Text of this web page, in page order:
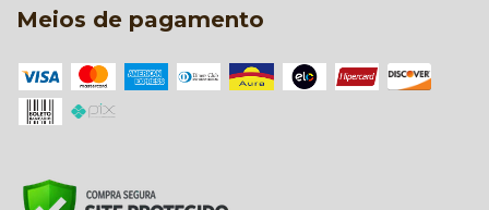
Meios de pagamento